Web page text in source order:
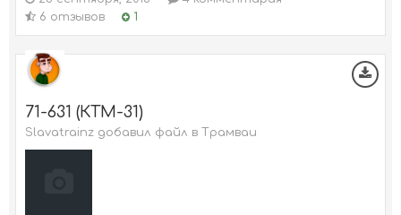
6 отзывов
1
71-631 (КТМ-31)
Slavatrainz добавил файл в Трамваи